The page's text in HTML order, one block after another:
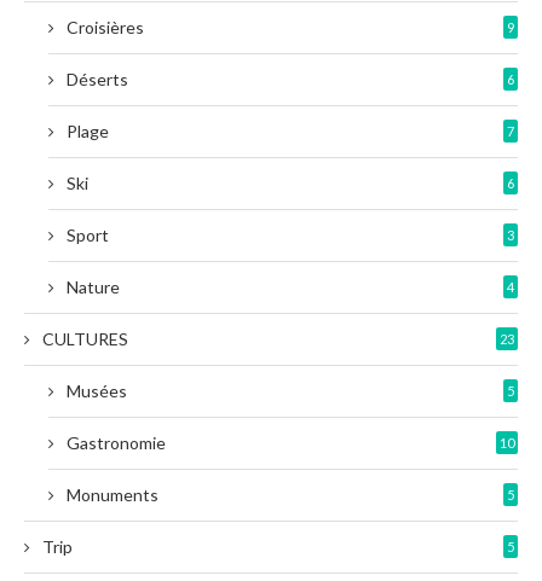
Croisières 9
Déserts 6
Plage 7
Ski 6
Sport 3
Nature 4
CULTURES 23
Musées 5
Gastronomie 10
Monuments 5
Trip 5